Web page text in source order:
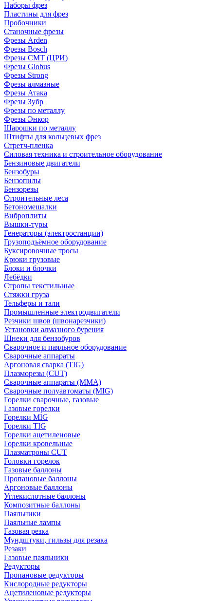
Наборы фрез
Пластины для фрез
Пробочники
Станочные фрезы
Фрезы Arden
Фрезы Bosch
Фрезы CMT (ЦРИ)
Фрезы Globus
Фрезы Strong
Фрезы алмазные
Фрезы Атака
Фрезы Зубр
Фрезы по металлу
Фрезы Энкор
Шарошки по металлу
Штифты для кольцевых фрез
Стретч-пленка
Силовая техника и строительное оборудование
Бензиновые двигатели
Бензобуры
Бензопилы
Бензорезы
Строительные леса
Бетономешалки
Виброплиты
Вышки-туры
Генераторы (электростанции)
Грузоподъёмное оборудование
Буксировочные тросы
Крюки грузовые
Блоки и блочки
Лебёдки
Стропы текстильные
Стяжки груза
Тельферы и тали
Промышленные электродвигатели
Резчики швов (швонарезчики)
Установки алмазного бурения
Шнеки для бензобуров
Сварочное и паяльное оборудование
Сварочные аппараты
Аргоновая сварка (TIG)
Плазморезы (CUT)
Сварочные аппараты (MMA)
Сварочные полуавтоматы (MIG)
Горелки сварочные, газовые
Газовые горелки
Горелки MIG
Горелки TIG
Горелки ацетиленовые
Горелки кровельные
Плазматроны CUT
Головки горелок
Газовые баллоны
Пропановые баллоны
Аргоновые баллоны
Углекислотные баллоны
Композитные баллоны
Паяльники
Паяльные лампы
Газовая резка
Мундштуки, гильзы для резака
Резаки
Газовые паяльники
Редукторы
Пропановые редукторы
Кислородные редукторы
Ацетиленовые редукторы